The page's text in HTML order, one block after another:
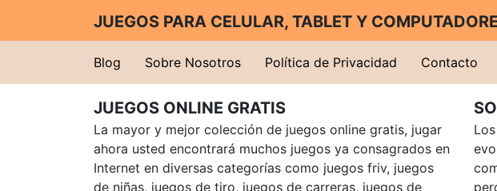
JUEGOS PARA CELULAR, TABLET Y
Blog Sobre Nosotros Política de Privacidad Contacto
JUEGOS ONLINE GRATIS
La mayor y mejor colección de juegos online gratis, jugar
ahora usted encontrará muchos juegos ya consagrados en
Internet en diversas categorías como juegos friv, juegos
de niñas, juegos de tiro, juegos de carreras, juegos de